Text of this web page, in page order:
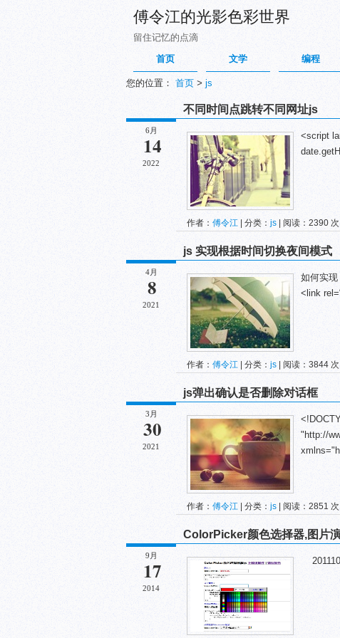
傅令江的光影色彩世界
留住记忆的点滴
首页 文学 编程
您的位置： 首页 > js
6月
14
2022
不同时间点跳转不同网址js
<script
作者： 傅令江 | 分类： js | 阅读：2390 次 |
4月
8
2021
js 实现根据时间切换夜间模式
如何实
<link
作者： 傅令江 | 分类： js | 阅读：3844 次 |
3月
30
2021
js弹出确认是否删除对话框
"http://
作者： 傅令江 | 分类： js | 阅读：2851 次 |
9月
17
2014
ColorPicker颜色选择器,图片